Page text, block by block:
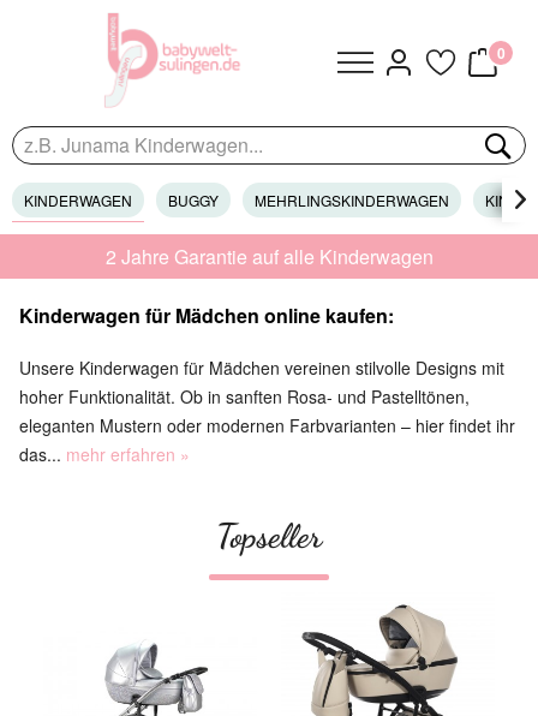
0
KINDERWAGEN BUGGY MEHRLINGSKINDERWAGEN 
2 Jahre Garantie auf alle Kinderwagen
Kinderwagen für Mädchen online kaufen:
Unsere Kinderwagen für Mädchen vereinen stilvolle Designs mit
hoher Funktionalität. Ob in sanften Rosa- und Pastelltönen,
eleganten Mustern oder modernen Farbvarianten – hier findet ihr
das... mehr erfahren »
Topseller